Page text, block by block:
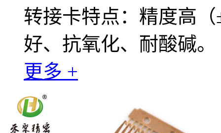
转接卡特点：精度高
好、抗氧化、耐酸碱。
更多 +